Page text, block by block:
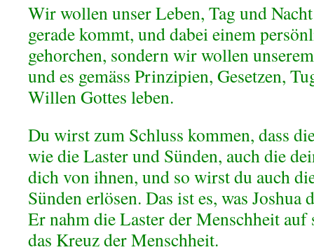
Wir wollen unser Leben, Tag und
gerade kommt, und dabei einem
gehorchen, sondern wir wollen
und es gemäss Prinzipien, Gesetzen,
Willen Gottes leben.
Du wirst zum Schluss kommen, dass
wie die Laster und Sünden, auch die
dich von ihnen, und so wirst du auch
Sünden erlösen. Das ist es, was Joshua
Er nahm die Laster der Menschheit
das Kreuz der Menschheit.